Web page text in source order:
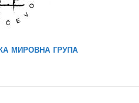
мировна група